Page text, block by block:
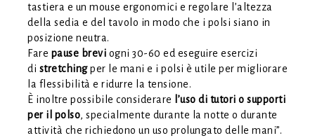
tastiera e un mouse ergonomici e regolare l’altezza
della sedia e del tavolo in modo che i polsi siano in
posizione neutra.
Fare pause brevi ogni 30-60 ed eseguire esercizi
di stretchingper le mani e i polsi è utile per migliorare
la flessibilità e ridurre la tensione.
È inoltre possibile considerare
l’uso di tutori o supporti
per il polso, specialmente durante la notte o durante
attività che richiedono un uso prolungato delle mani”.